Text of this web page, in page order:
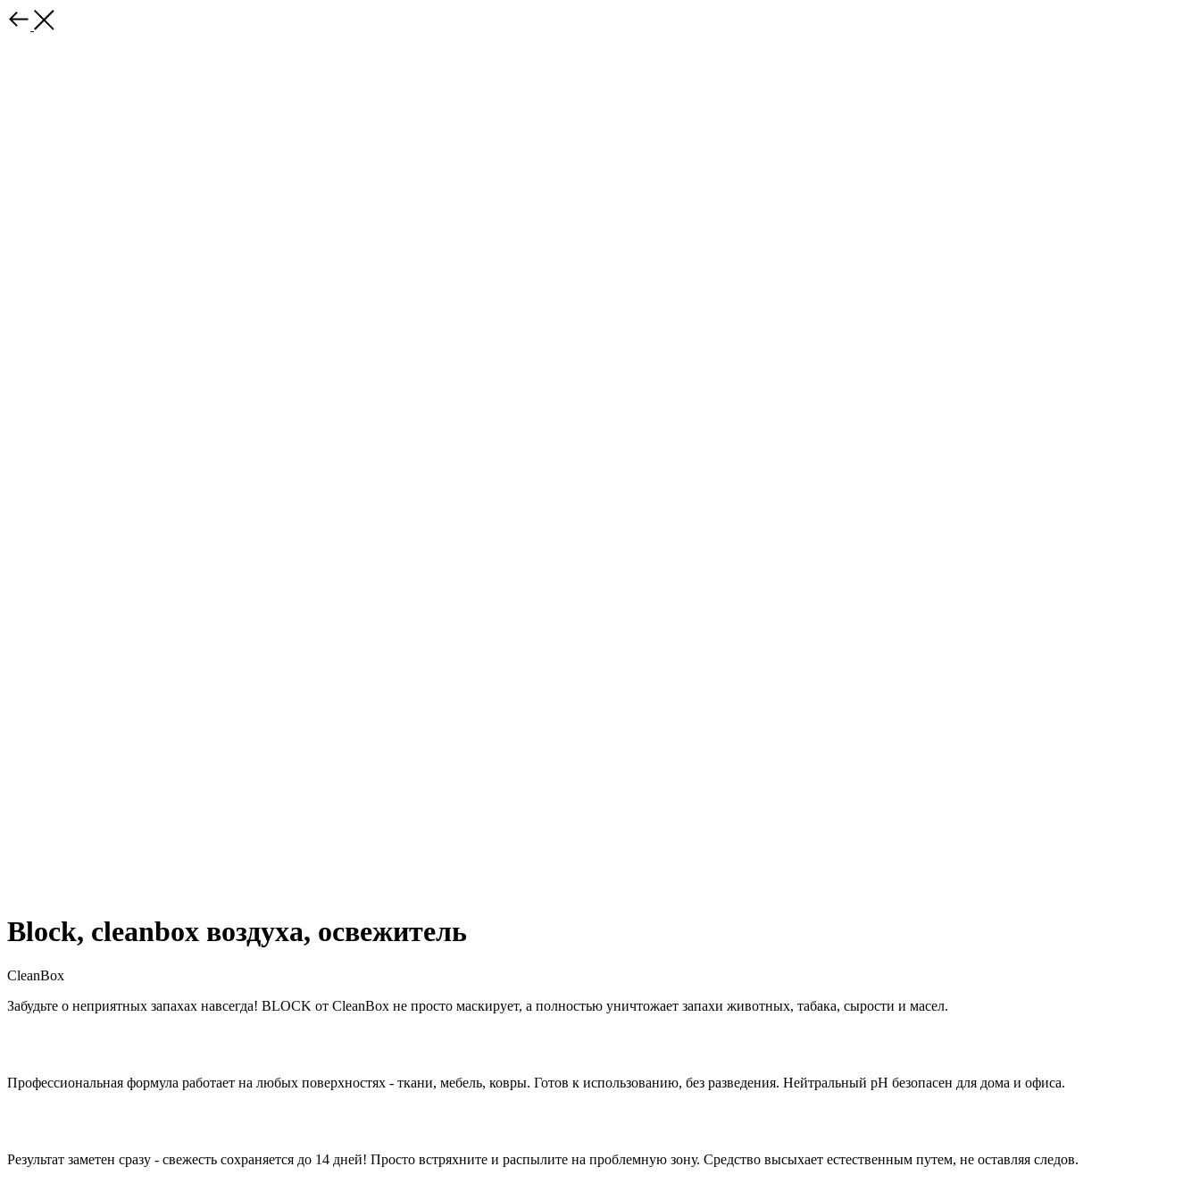
Block, cleanbox воздуха, освежитель
CleanBox
Забудьте о неприятных запахах навсегда! BLOCK от CleanBox не просто маскирует, а полностью уничтожает запахи животных, табака, сырости и масел.
Профессиональная формула работает на любых поверхностях - ткани, мебель, ковры. Готов к использованию, без разведения. Нейтральный pH безопасен для дома и офиса.
Результат заметен сразу - свежесть сохраняется до 14 дней! Просто встряхните и распылите на проблемную зону. Средство высыхает естественным путем, не оставляя следов.